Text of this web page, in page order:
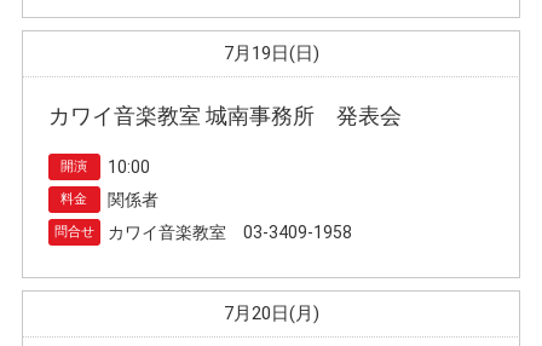
7月19日(日)
カワイ音楽教室 城南事務所 発表会
開演 10:00
料金 関係者
問合せ カワイ音楽教室 03-3409-1958
7月20日(月)